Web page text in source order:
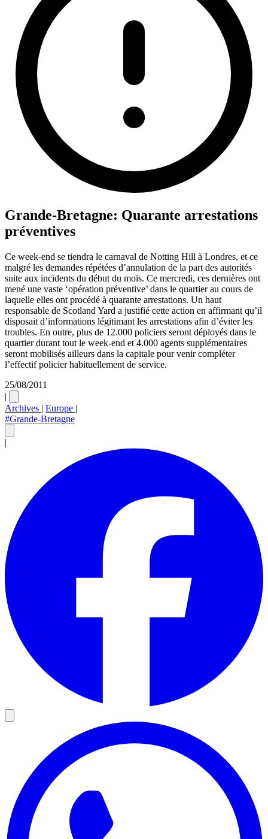
Grande-Bretagne: Quarante arrestations
préventives
Ce week-end se tiendra le carnaval de Notting Hill à Londres, et ce
malgré les demandes répétées d’annulation de la part des autorités
suite aux incidents du début du mois. Ce mercredi, ces dernières ont
mené une vaste ‘opération préventive’ dans le quartier au cours de
laquelle elles ont procédé à quarante arrestations. Un haut
responsable de Scotland Yard a justifié cette action en affirmant qu’il
disposait d’informations légitimant les arrestations afin d’éviter les
troubles. En outre, plus de 12.000 policiers seront déployés dans le
quartier durant tout le week-end et 4.000 agents supplémentaires
seront mobilisés ailleurs dans la capitale pour venir compléter
l’effectif policier habituellement de service.
25/08/2011
|
Archives | Europe |
#Grande-Bretagne
|